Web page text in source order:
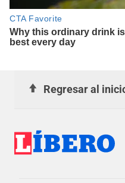
Regresar al